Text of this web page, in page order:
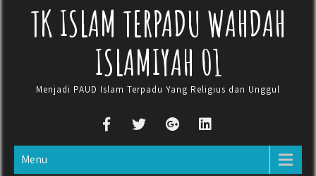
TK ISLAM TERPADU WAHDAH
ISLAMIYAH 01
Menjadi PAUD Islam Terpadu Yang Religius dan Unggul
Menu